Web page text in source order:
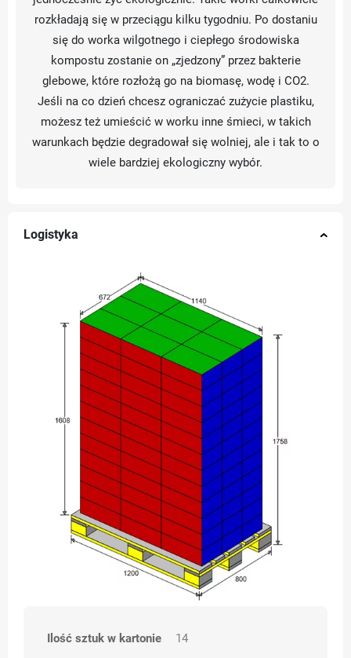
rozkładają się w przeciągu kilku tygodniu. Po dostaniu
się do worka wilgotnego i ciepłego środowiska
kompostu zostanie on „zjedzony” przez bakterie
glebowe, które rozłożą go na biomasę, wodę i CO2.
Jeśli na co dzień chcesz ograniczać zużycie plastiku,
możesz też umieścić w worku inne śmieci, w takich
warunkach będzie degradował się wolniej, ale i tak to o
wiele bardziej ekologiczny wybór.
Logistyka
Ilość sztuk w kartonie 14